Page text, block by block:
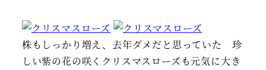
株もしっかり増え、去年ダメだと思っていた 珍
しい紫の花の咲くクリスマスローズも元気に大き